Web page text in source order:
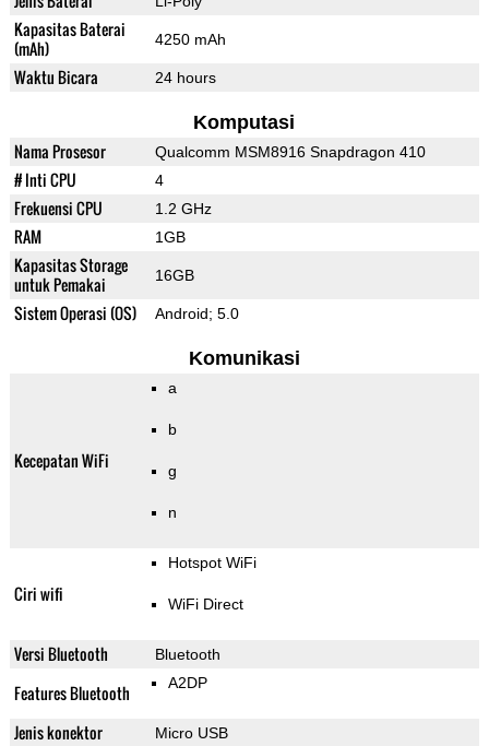
Kapasitas Baterai
(mAh)
4250 mAh
Waktu Bicara 24 hours
Komputasi
Nama Prosesor Qualcomm MSM8916 Snapdragon 410
# Inti CPU 4
Frekuensi CPU 1.2 GHz
RAM 1GB
Kapasitas Storage
untuk Pemakai
16GB
Sistem Operasi (OS) Android; 5.0
Komunikasi
Kecepatan WiFi
a
b
g
n
Ciri wifi
Hotspot WiFi
WiFi Direct
Versi Bluetooth Bluetooth
Features Bluetooth A2DP
Jenis konektor Micro USB